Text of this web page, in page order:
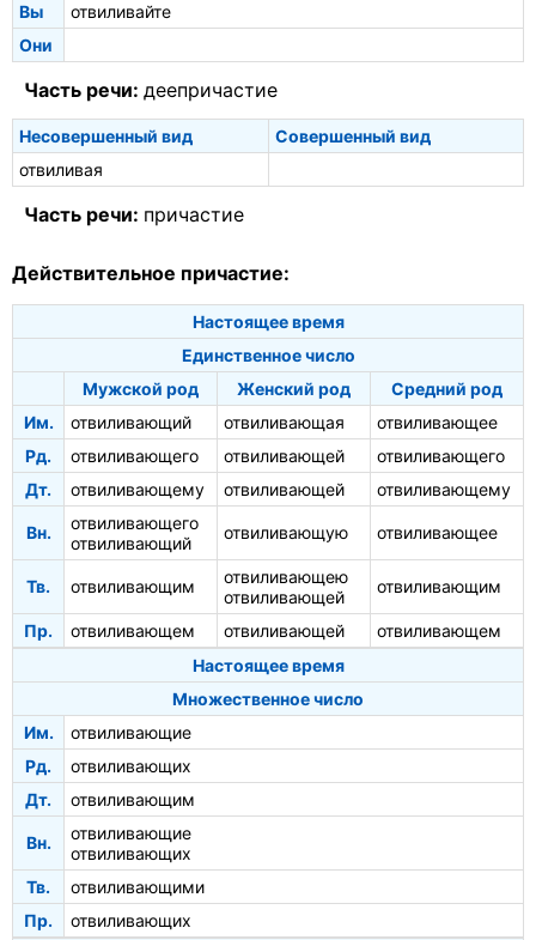
Вы
отвиливайте
Они
Часть речи: деепричастие
Несовершенный вид
Совершенный вид
отвиливая
Часть речи: причастие
Действительное причастие:
Настоящее время
Единственное число
Мужской род
Женский род
Средний род
Им.
отвиливающий отвиливающая
отвиливающее
Рд.
отвиливающего отвиливающей
отвиливающего
Дт.
отвиливающему отвиливающей отвиливающему
Вн.
отвиливающего
отвиливающий
отвиливающую отвиливающее
Тв. отвиливающим
отвиливающею
отвиливающей
отвиливающим
Пр. отвиливающем отвиливающей
отвиливающем
Настоящее время
Множественное число
Им.
отвиливающие
Рд.
отвиливающих
Дт.
отвиливающим
Вн.
отвиливающие
отвиливающих
Тв.
отвиливающими
Пр.
отвиливающих